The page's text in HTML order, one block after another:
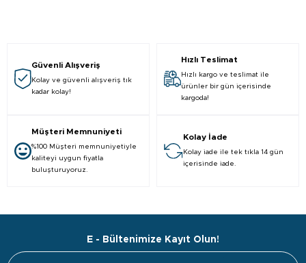
Güvenli Alışveriş
Kolay ve güvenli alışveriş tık
kadar kolay!
Hızlı Teslimat
Hızlı kargo ve teslimat ile
ürünler bir gün içerisinde
kargoda!
Müşteri Memnuniyeti
%100 Müşteri memnuniyetiyle
kaliteyi uygun fiyatla
buluşturuyoruz.
Kolay İade
Kolay iade ile tek tıkla 14 gün
içerisinde iade.
E - Bültenimize Kayıt Olun!